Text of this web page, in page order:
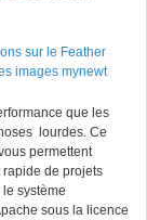
sur le Feather
images mynewt
que les
lourdes. Ce
permettent
de projets
système
sous la licence